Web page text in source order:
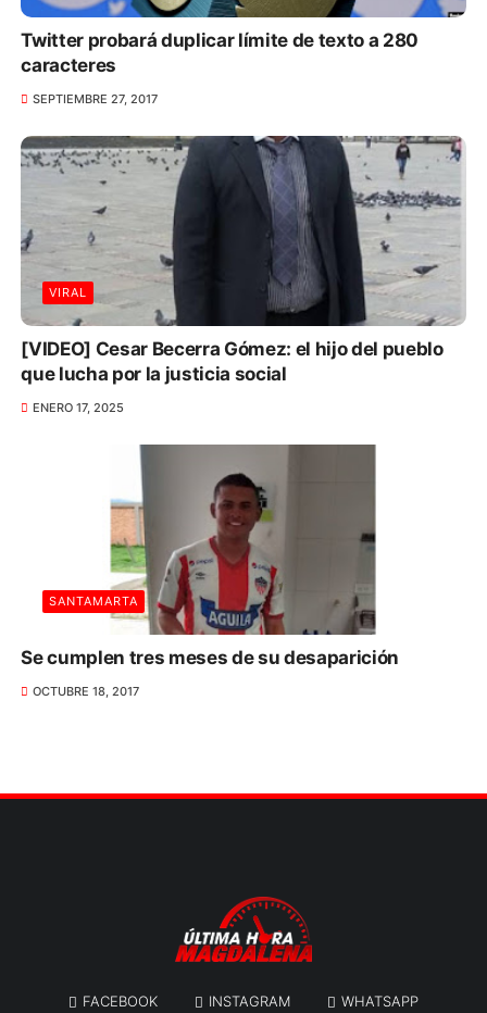
Twitter probará duplicar límite de texto a 280
caracteres
SEPTIEMBRE 27, 2017
VIRAL
[VIDEO] Cesar Becerra Gómez: el hijo del pueblo
que lucha por la justicia social
ENERO 17, 2025
SANTAMARTA
Se cumplen tres meses de su desaparición
OCTUBRE 18, 2017
FACEBOOK INSTAGRAM WHATSAPP